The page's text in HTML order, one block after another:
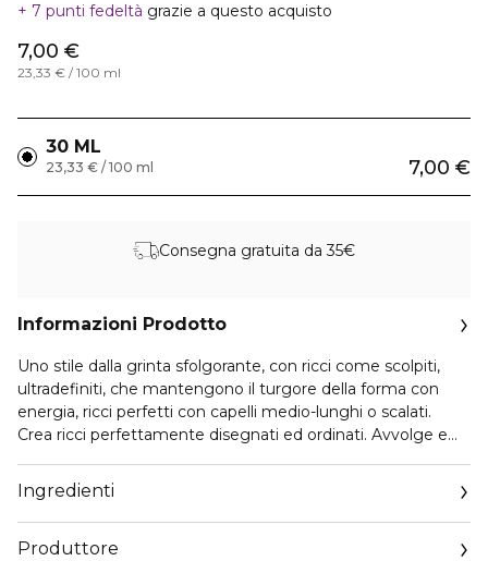
7 punti fedeltà grazie a questo acquisto
7,00 €
23,33 € / 100 ml
30 ML
7,00 €
23,33 € / 100 ml
Consegna gratuita da 35€
Informazioni Prodotto
Uno stile dalla grinta sfolgorante, con ricci come scolpiti,
ultradefiniti, che mantengono il turgore della forma con
energia, ricci perfetti con capelli medio-lunghi o scalati.
Crea ricci perfettamente disegnati ed ordinati. Avvolge e
protetti dall’umidità e liberi dal crespo, fluiscono in onde
disciplinate, piene e modellate.
Ingredienti
Produttore